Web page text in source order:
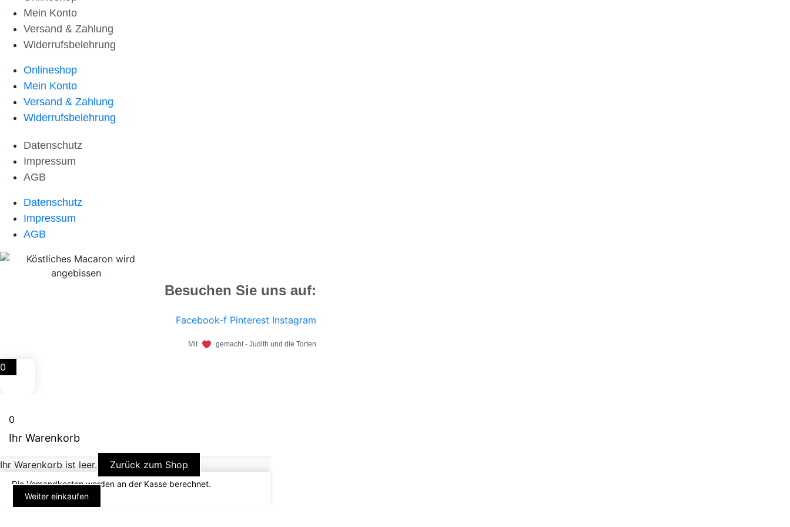
Mein Konto
Versand & Zahlung
Widerrufsbelehrung
Onlineshop
Mein Konto
Versand & Zahlung
Widerrufsbelehrung
Datenschutz
Impressum
AGB
Datenschutz
Impressum
AGB
Besuchen Sie uns auf:
Facebook-f Pinterest Instagram
Mit gemacht - Judith und die Torten
0
0
Ihr Warenkorb
Ihr Warenkorb ist leer. Zurück zum Shop
Die Versandkosten werden an der Kasse berechnet.
Weiter einkaufen